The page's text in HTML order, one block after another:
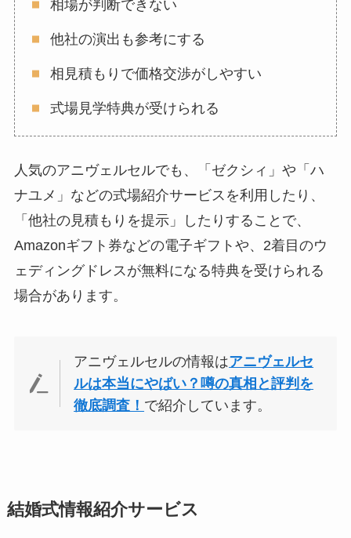
相場が判断できない
他社の演出も参考にする
相見積もりで価格交渉がしやすい
式場見学特典が受けられる
人気のアニヴェルセルでも、「ゼクシィ」や「ハ
ナユメ」などの式場紹介サービスを利用したり、
「他社の見積もりを提示」したりすることで、
Amazonギフト券などの電子ギフトや、2着目のウ
ェディングドレスが無料になる特典を受けられる
場合があります。
アニヴェルセルの情報はアニヴェルセ
ルは本当にやばい？噂の真相と評判を
徹底調査！ で紹介しています。
結婚式情報紹介サービス